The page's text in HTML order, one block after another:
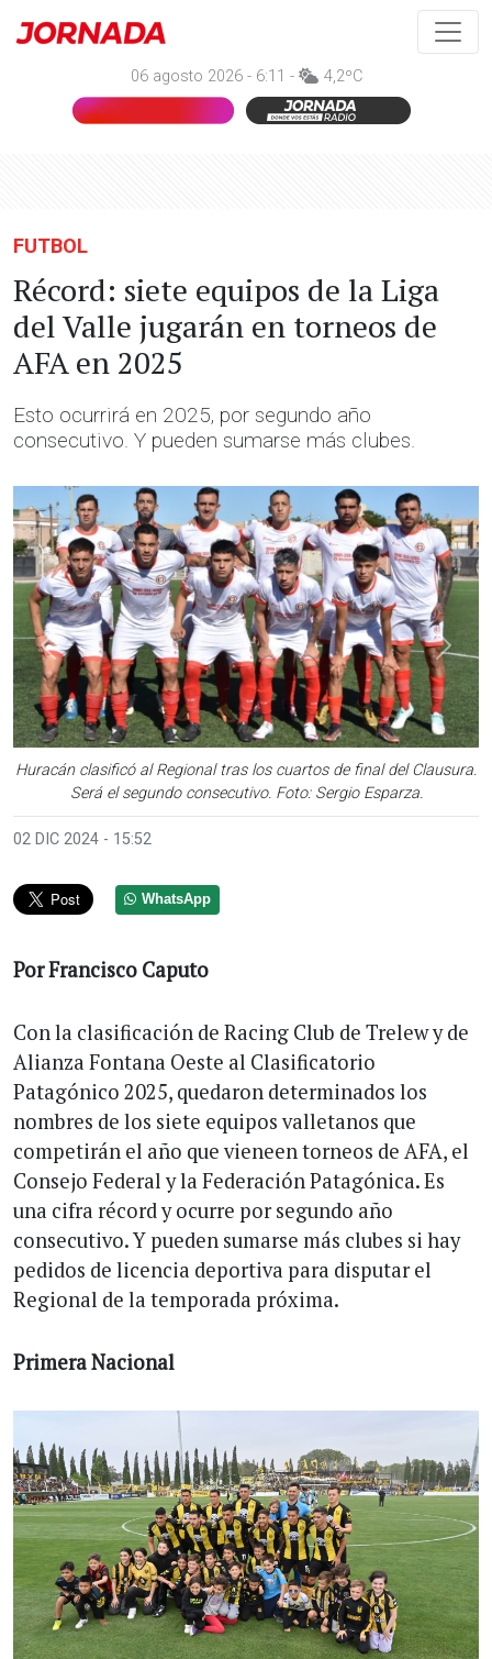
06 agosto 2026 - 6:11 - 4,2ºC
FUTBOL
Récord: siete equipos de la Liga
del Valle jugarán en torneos de
AFA en 2025
Esto ocurrirá en 2025, por segundo año
consecutivo. Y pueden sumarse más clubes.
Huracán clasificó al Regional tras los cuartos de final del Clausura.
Será el segundo consecutivo. Foto: Sergio Esparza.
Anterior
02 DIC 2024 - 15:52
WhatsApp
Por Francisco Caputo
Con la clasificación de Racing Club de Trelew y de
Alianza Fontana Oeste al Clasificatorio
Patagónico 2025, quedaron determinados los
nombres de los siete equipos valletanos que
competirán el año que vieneen torneos de AFA, el
Consejo Federal y la Federación Patagónica. Es
una cifra récord y ocurre por segundo año
consecutivo. Y pueden sumarse más clubes si hay
pedidos de licencia deportiva para disputar el
Regional de la temporada próxima.
Primera Nacional